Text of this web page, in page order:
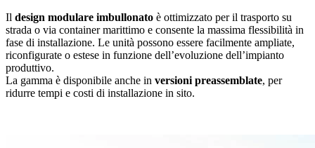
Il design modulare imbullonato è ottimizzato per il trasporto su
strada o via container marittimo e consente la massima flessibilità in
fase di installazione. Le unità possono essere facilmente ampliate,
riconfigurate o estese in funzione dell’evoluzione dell’impianto
produttivo.
La gamma è disponibile anche in versioni preassemblate, per
ridurre tempi e costi di installazione in sito.